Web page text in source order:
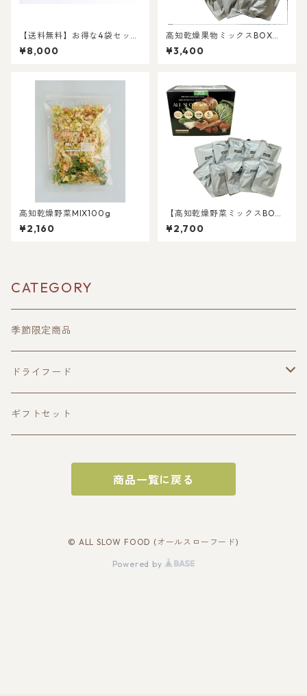
【送料無料】お得な4袋セッ
ト！
¥8,000
高知乾燥果物ミックスBOX
【常温5年保存】
¥3,400
高知乾燥野菜MIX100g
¥2,160
【高知乾燥野菜ミックスBO
X】【常温5年保存】
¥2,700
CATEGORY
季節限定商品
ドライフード
フルーツ
ギフトセット
商品一覧に戻る
© ALL SLOW FOOD (オールスローフード)
Powered by